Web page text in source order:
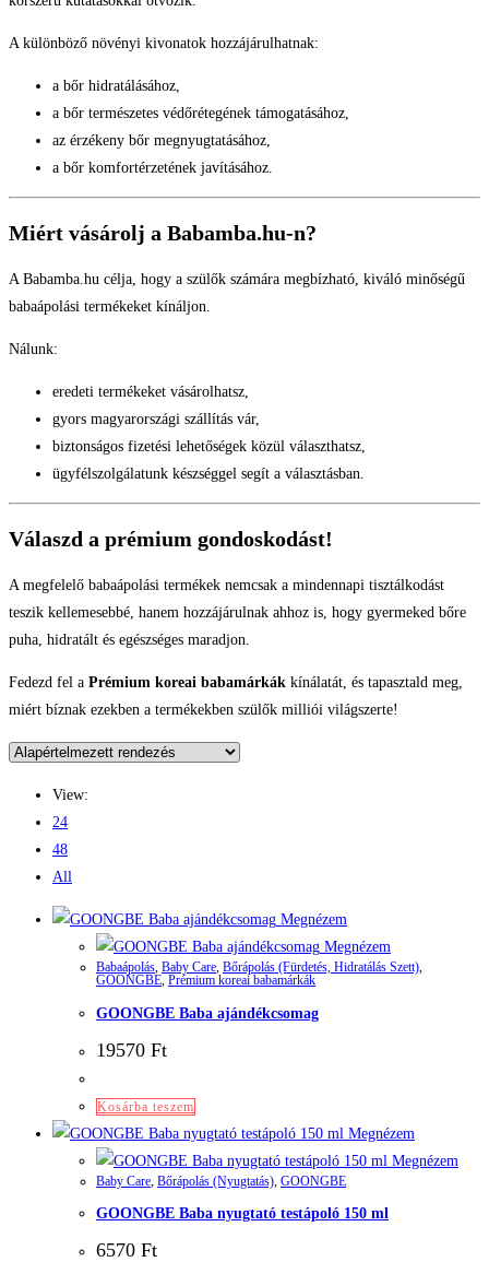
A különböző növényi kivonatok hozzájárulhatnak:
a bőr hidratálásához,
a bőr természetes védőrétegének támogatásához,
az érzékeny bőr megnyugtatásához,
a bőr komfortérzetének javításához.
Miért vásárolj a Babamba.hu-n?
A Babamba.hu célja, hogy a szülők számára megbízható, kiváló minőségű
babaápolási termékeket kínáljon.
Nálunk:
eredeti termékeket vásárolhatsz,
gyors magyarországi szállítás vár,
biztonságos fizetési lehetőségek közül választhatsz,
ügyfélszolgálatunk készséggel segít a választásban.
Válaszd a prémium gondoskodást!
A megfelelő babaápolási termékek nemcsak a mindennapi tisztálkodást
teszik kellemesebbé, hanem hozzájárulnak ahhoz is, hogy gyermeked bőre
puha, hidratált és egészséges maradjon.
Fedezd fel a Prémium koreai babamárkák kínálatát, és tapasztald meg,
miért bíznak ezekben a termékekben szülők milliói világszerte!
View:
24
48
All
Megnézem
Megnézem
Babaápolás, Baby Care, Bőrápolás (Fürdetés, Hidratálás Szett),
GOONGBE, Prémium koreai babamárkák
GOONGBE Baba ajándékcsomag
19570 Ft
Kosárba teszem
Megnézem
Megnézem
Baby Care Bőrápolás (Nyugtatás) GOONGBE
GOONGBE Baba nyugtató testápoló 150 ml
6570 Ft